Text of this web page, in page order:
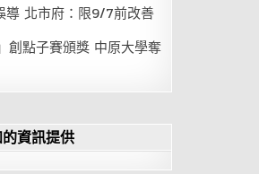
導 北市府：限9/7前改善
創點子賽頒獎 中原大學奪
資訊提供